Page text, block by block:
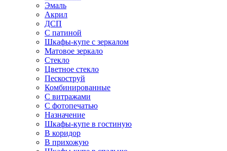
Эмаль
Акрил
ДСП
С патиной
Шкафы-купе с зеркалом
Матовое зеркало
Стекло
Цветное стекло
Пескоструй
Комбинированные
С витражами
С фотопечатью
Назначение
Шкафы-купе в гостиную
В коридор
В прихожую